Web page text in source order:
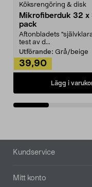
Köksrengöring & disk
Mikrofiberduk 32 x
pack
Aftonbladets
test av d...
Utförande: Grå/beige
39,90
Lägg i
Sidfot
Kundservice
Mitt konto